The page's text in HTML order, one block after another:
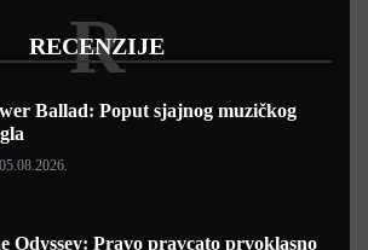
RECENZIJE
R
Ballad: Poput sjajnog muzičkog
05.08.2026.
Odyssey: Pravo pravcato prvoklasno